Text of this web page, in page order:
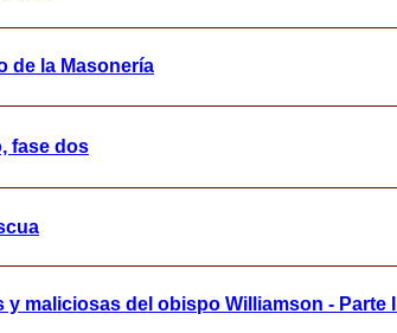
de la Masonería
fase dos
maliciosas del obispo Williamson - Parte III